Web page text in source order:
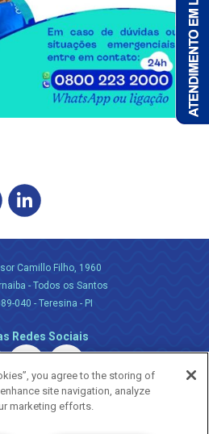
Camillo Filho, 1960
- Todos os Santos
040 - Teresina - PI
Redes Sociais
you agree to the storing of
site navigation, analyze
marketing efforts.